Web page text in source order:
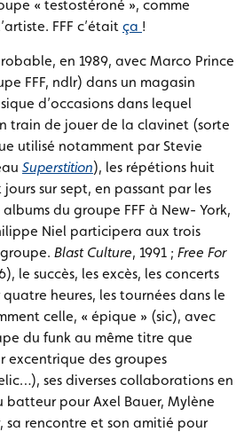
« testostéroné », comme
FFF c’était ça !
en 1989, avec Marco Prince
FFF, ndlr) dans un magasin
d’occasions dans lequel
train de jouer de la clavinet (sorte
utilisé notamment par Stevie
Superstition), les répétions huit
sur sept, en passant par les
du groupe FFF à New- York,
Niel participera aux trois
Blast Culture, 1991 ; Free For
le succès, les excès, les concerts
heures, les tournées dans le
celle, « épique » (sic), avec
du funk au même titre que
excentrique des groupes
ses diverses collaborations en
pour Axel Bauer, Mylène
sa rencontre et son amitié pour